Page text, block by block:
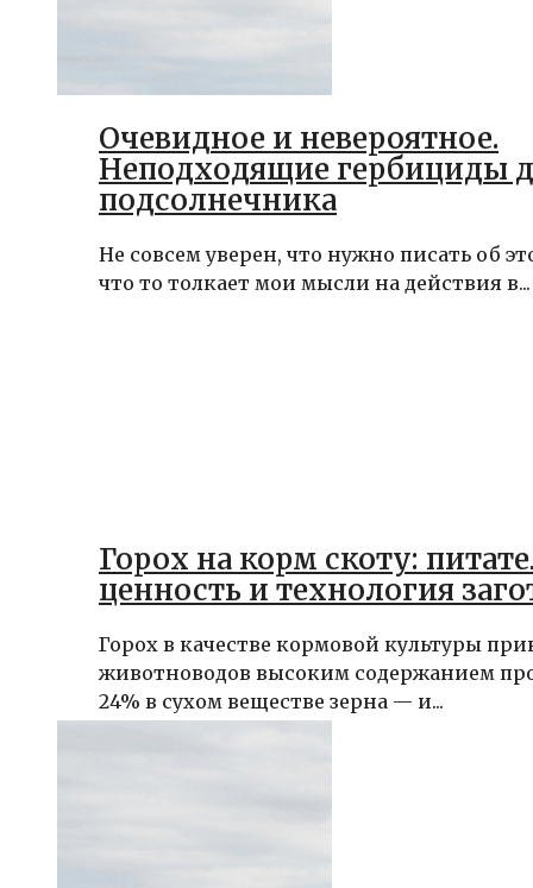
Очевидное и невероятное.
Неподходящие гербициды
подсолнечника
Не совсем уверен, что нужно писать об
что то толкает мои мысли на действия в...
Горох на корм скоту:
ценность и технология
Горох в качестве кормовой культуры
животноводов высоким содержанием
24% в сухом веществе зерна — и...